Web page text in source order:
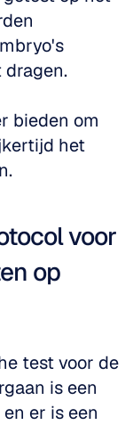
bieden om
het
voor
op
test voor de
is een
er is een